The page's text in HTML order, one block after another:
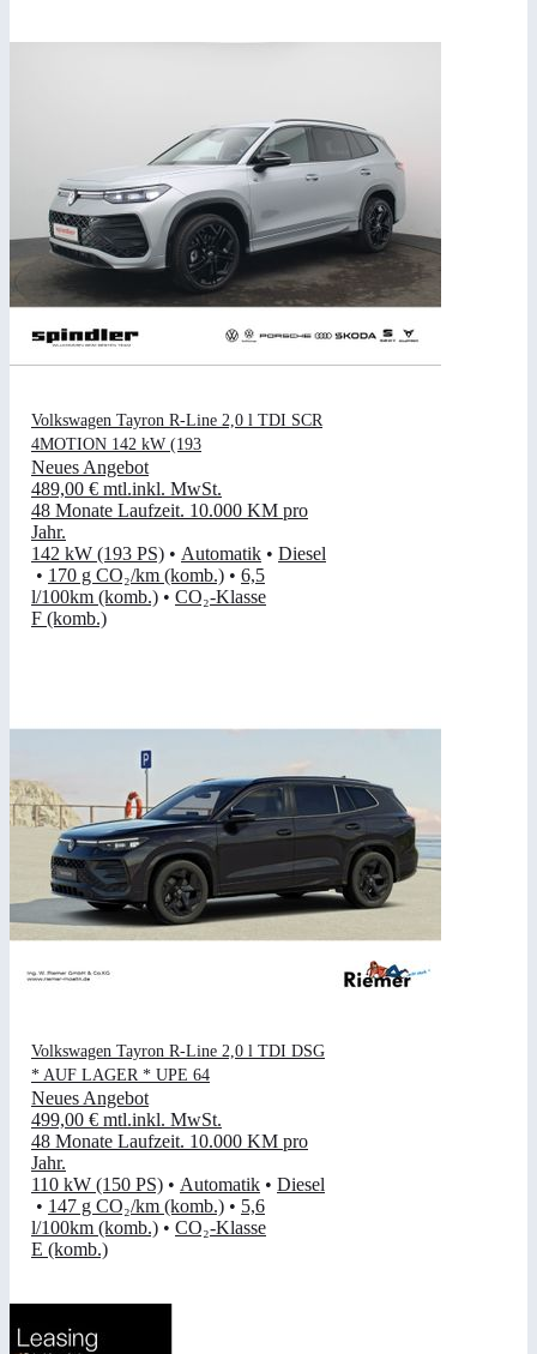
Volkswagen Tayron R-Line 2,0 l TDI SCR
4MOTION 142 kW (193
Neues Angebot
489,00 € mtl.inkl. MwSt.
48 Monate Laufzeit. 10.000 KM pro
Jahr.
142 kW (193 PS) • Automatik • Diesel
• 170 g CO₂/km (komb.) • 6,5
l/100km (komb.) • CO₂-Klasse
F (komb.)
Volkswagen Tayron R-Line 2,0 l TDI DSG
* AUF LAGER * UPE 64
Neues Angebot
499,00 € mtl.inkl. MwSt.
48 Monate Laufzeit. 10.000 KM pro
Jahr.
110 kW (150 PS) • Automatik • Diesel
• 147 g CO₂/km (komb.) • 5,6
l/100km (komb.) • CO₂-Klasse
E (komb.)